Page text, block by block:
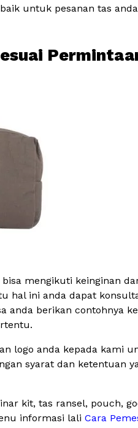
untuk pesanan tas
mengikuti keinginan
hal ini anda dapat
anda berikan contohnya
logo anda kepada kami
syarat dan ketentuan
kit, tas ransel, pouch,
informasi lali Cara